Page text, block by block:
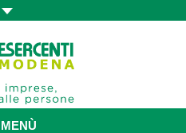
MENÙ